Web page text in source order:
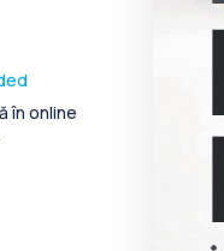
în online